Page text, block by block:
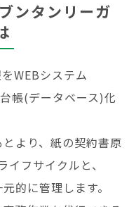
ンタンリーガ
WEBシステム
帳(データベース)化
より、紙の契約書原
イフサイクルと、
的に管理します。